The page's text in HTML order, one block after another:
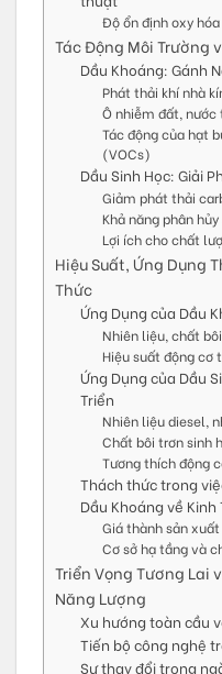
Độ ổn định oxy
Tác Động Môi Trường
Dầu Khoáng: Gánh
Phát thải khí nhà
Ô nhiễm đất, nước
Tác động của hạt
(VOCs)
Dầu Sinh Học: Giải
Giảm phát thải
Khả năng phân
Lợi ích cho chất
Hiệu Suất, Ứng Dụng
Thức
Ứng Dụng của Dầu
Nhiên liệu, chất
Hiệu suất động cơ
Ứng Dụng của Dầu
Triển
Nhiên liệu diesel,
Chất bôi trơn sinh
Tương thích động
Thách thức trong
Dầu Khoáng về Kinh
Giá thành sản
Cơ sở hạ tầng và
Triển Vọng Tương Lai
Năng Lượng
Xu hướng toàn cầu
Tiến bộ công nghệ
Sự thay đổi trong